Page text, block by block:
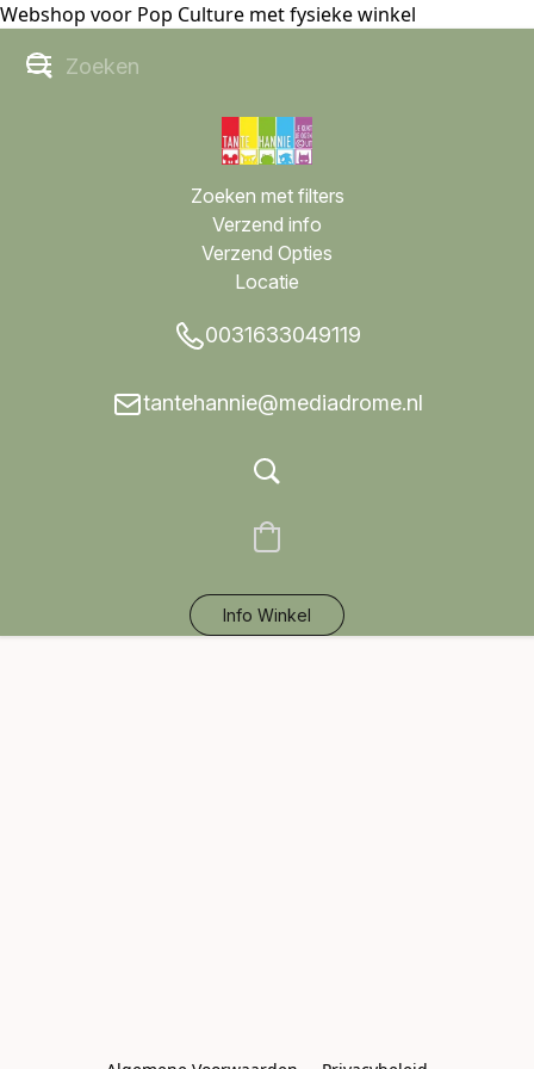
Webshop voor Pop Culture met fysieke winkel
Zoeken met filters
Verzend info
Verzend Opties
Locatie
0031633049119
tantehannie@mediadrome.nl
Info Winkel